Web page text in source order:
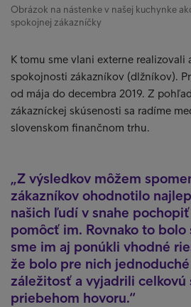
Obrázok na nástenke v našej kuchynke
spokojnej zákazníčky
K tomu sme vlani externe
spokojnosti zákazníkov (dlžníkov).
od mája do decembra 2019. Z
zákazníckej skúsenosti sa radíme
slovenskom finančnom trhu.
Z výsledkov môžem
zákazníkov ohodnotilo
našich ľudí v snahe
pomôcť im. Rovnako to bolo
sme im aj ponúkli vhodné
že bolo pre nich
záležitosť a vyjadrili celkovú
priebehom hovoru.